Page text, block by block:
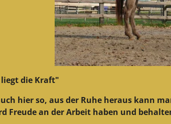
die Kraft"
hier so, aus der Ruhe heraus kann
Freude an der Arbeit haben und